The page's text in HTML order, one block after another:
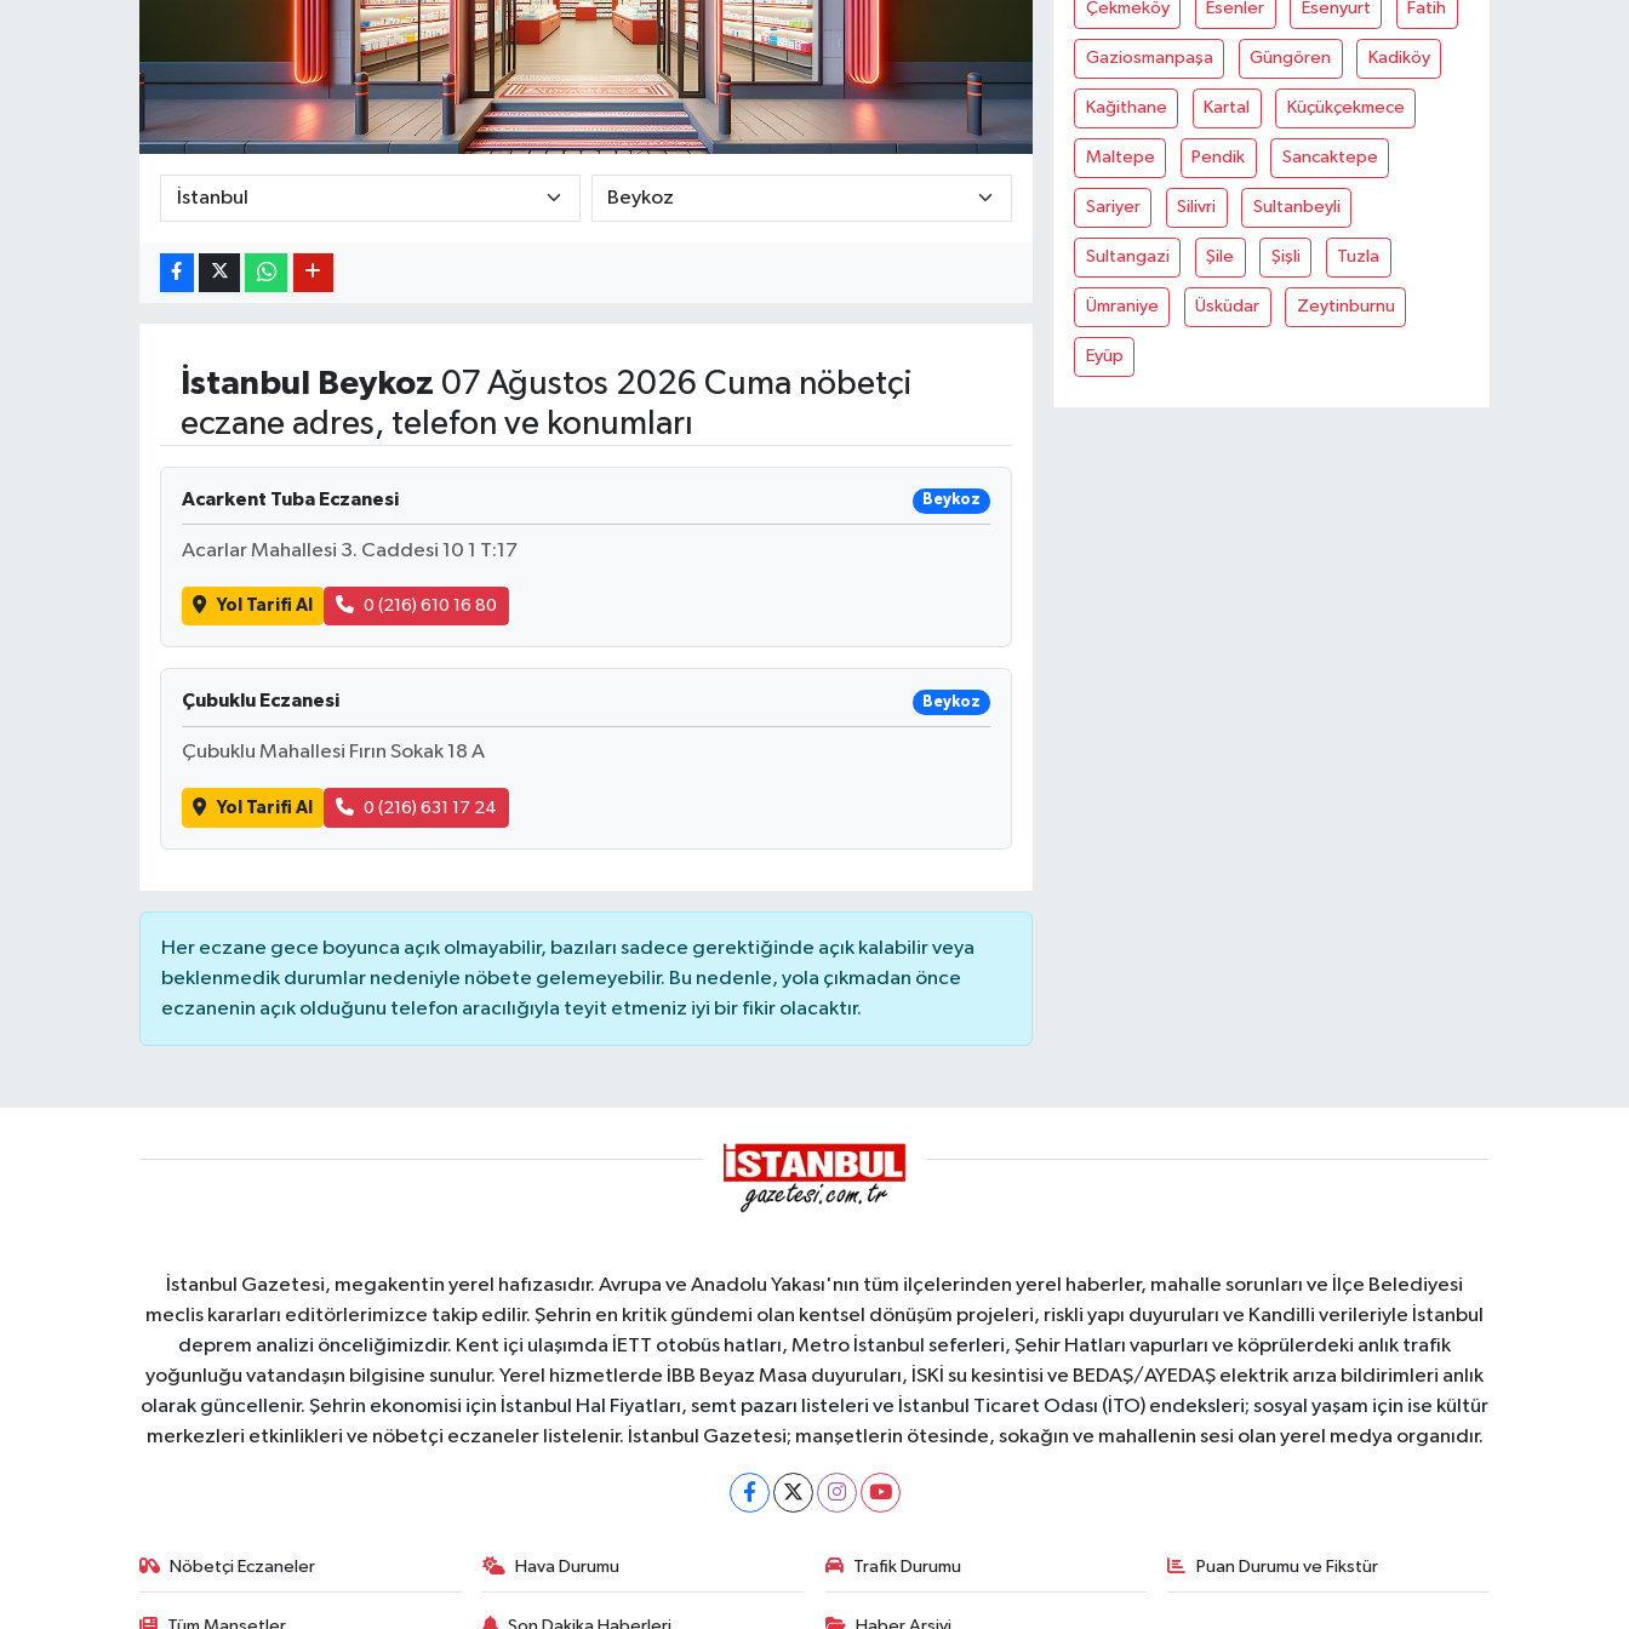
İstanbul Beykoz 07 Ağustos 2026 Cuma nöbetçi
eczane adres, telefon ve konumları
Acarkent Tuba Eczanesi Beykoz
Acarlar Mahallesi 3. Caddesi 10 1 T:17
Yol Tarifi Al 0 (216) 610 16 80
Çubuklu Eczanesi Beykoz
Çubuklu Mahallesi Fırın Sokak 18 A
Yol Tarifi Al 0 (216) 631 17 24
Her eczane gece boyunca açık olmayabilir, bazıları sadece gerektiğinde açık kalabilir veya
beklenmedik durumlar nedeniyle nöbete gelemeyebilir. Bu nedenle, yola çıkmadan önce
eczanenin açık olduğunu telefon aracılığıyla teyit etmeniz iyi bir fikir olacaktır.
Çekmeköy Esenler Esenyurt Fatih
Gaziosmanpaşa Güngören Kadiköy
Kağithane Kartal Küçükçekmece
Maltepe Pendik Sancaktepe
Sariyer Silivri Sultanbeyli
Sultangazi Şile Şişli Tuzla
Ümraniye Üsküdar Zeytinburnu
Eyüp
İstanbul Gazetesi, megakentin yerel hafızasıdır. Avrupa ve Anadolu Yakası'nın tüm ilçelerinden yerel haberler, mahalle sorunları ve İlçe Belediyesi
meclis kararları editörlerimizce takip edilir. Şehrin en kritik gündemi olan kentsel dönüşüm projeleri, riskli yapı duyuruları ve Kandilli verileriyle İstanbul
deprem analizi önceliğimizdir. Kent içi ulaşımda İETT otobüs hatları, Metro İstanbul seferleri, Şehir Hatları vapurları ve köprülerdeki anlık trafik
yoğunluğu vatandaşın bilgisine sunulur. Yerel hizmetlerde İBB Beyaz Masa duyuruları, İSKİ su kesintisi ve BEDAŞ/AYEDAŞ elektrik arıza bildirimleri anlık
olarak güncellenir. Şehrin ekonomisi için İstanbul Hal Fiyatları, semt pazarı listeleri ve İstanbul Ticaret Odası (İTO) endeksleri; sosyal yaşam için ise kültür
merkezleri etkinlikleri ve nöbetçi eczaneler listelenir. İstanbul Gazetesi; manşetlerin ötesinde, sokağın ve mahallenin sesi olan yerel medya organıdır.
Nöbetçi Eczaneler Hava Durumu Trafik Durumu Puan Durumu ve Fikstür
Tüm Manşetler Son Dakika Haberleri Haber Arşivi
OTOMOBİL